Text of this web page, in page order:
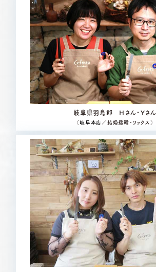
岐阜県羽島郡 Ｈさん・Ｙさん
（岐阜本店 ／結婚指輪・ワックス）